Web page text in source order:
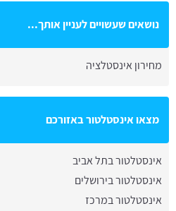
נושאים שעשויים לעניין אותך...
מחירון אינסטלציה
מצאו אינסטלטור באזורכם
אינסטלטור בתל אביב
אינסטלטור בירושלים
אינסטלטור במרכז